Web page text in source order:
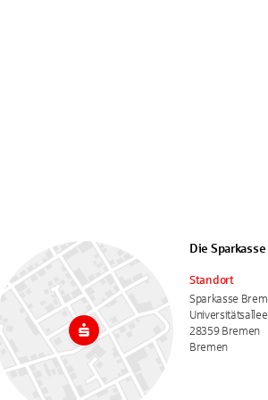
Die
Standort
Sparkasse
28359 Bremen
Bremen